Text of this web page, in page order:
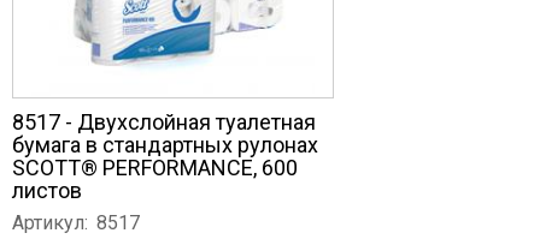
8517 - Двухслойная туалетная
бумага в стандартных рулонах
SCOTT® PERFORMANCE, 600
листов
Артикул: 8517